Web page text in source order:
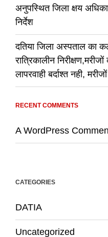
अनुपस्थित जिला क्षय
निर्देश
दतिया जिला अस्पताल का
रात्रिकालीन
लापरवाही बर्दाश्त नही,
RECENT COMMENTS
A WordPress
CATEGORIES
DATIA
Uncategorized